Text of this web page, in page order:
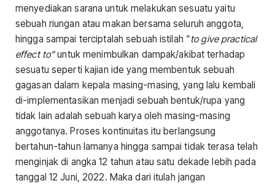
menyediakan sarana untuk melakukan sesuatu yaitu
sebuah riungan atau makan bersama seluruh anggota,
hingga sampai terciptalah sebuah istilah “to give practical
effect to”untuk menimbulkan dampak/akibat terhadap
sesuatu seperti kajian ide yang membentuk sebuah
gagasan dalam kepala masing-masing, yang lalu kembali
di-implementasikan menjadi sebuah bentuk/rupa yang
tidak lain adalah sebuah karya oleh masing-masing
anggotanya. Proses kontinuitas itu berlangsung
bertahun-tahun lamanya hingga sampai tidak terasa telah
menginjak di angka 12 tahun atau satu dekade lebih pada
tanggal 12 Juni, 2022. Maka dari itulah jangan